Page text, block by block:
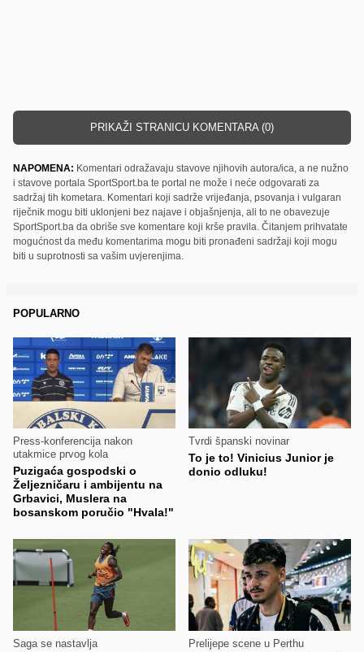
PRIKAŽI STRANICU KOMENTARA (0)
NAPOMENA: Komentari odražavaju stavove njihovih autora/ica, a ne nužno
i stavove portala SportSport.ba te portal ne može i neće odgovarati za
sadržaj tih kometara. Komentari koji sadrže vrijeđanja, psovanja i vulgaran
riječnik mogu biti uklonjeni bez najave i objašnjenja, ali to ne obavezuje
SportSport.ba da obriše sve komentare koji krše pravila. Čitanjem prihvatate
mogućnost da među komentarima mogu biti pronađeni sadržaji koji mogu
biti u suprotnosti sa vašim uvjerenjima.
POPULARNO
Press-konferencija nakon
utakmice prvog kola
Puzigaća gospodski o
Željezničaru i ambijentu na
Grbavici, Muslera na
bosanskom poručio "Hvala!"
Tvrdi španski novinar
To je to! Vinicius Junior je
donio odluku!
Saga se nastavlja Prelijepe scene u Perthu